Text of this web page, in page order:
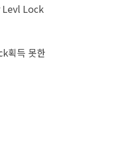
Levl Lock
획득 못한